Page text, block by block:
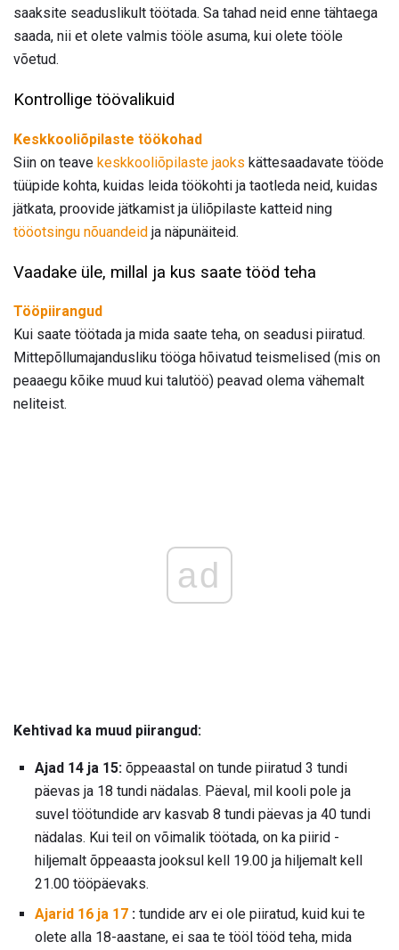
saaksite seaduslikult töötada. Sa tahad neid enne tähtaega
saada, nii et olete valmis tööle asuma, kui olete tööle
võetud.
Kontrollige töövalikuid
Keskkooliõpilaste töökohad
Siin on teave keskkooliõpilaste jaoks kättesaadavate tööde
tüüpide kohta, kuidas leida töökohti ja taotleda neid, kuidas
jätkata, proovide jätkamist ja üliõpilaste katteid ning
tööotsingu nõuandeid ja näpunäiteid.
Vaadake üle, millal ja kus saate tööd teha
Tööpiirangud
Kui saate töötada ja mida saate teha, on seadusi piiratud.
Mittepõllumajandusliku tööga hõivatud teismelised (mis on
peaaegu kõike muud kui talutöö) peavad olema vähemalt
neliteist.
ad
Kehtivad ka muud piirangud:
Ajad 14 ja 15: õppeaastal on tunde piiratud 3 tundi
päevas ja 18 tundi nädalas. Päeval, mil kooli pole ja
suvel töötundide arv kasvab 8 tundi päevas ja 40 tundi
nädalas. Kui teil on võimalik töötada, on ka piirid -
hiljemalt õppeaasta jooksul kell 19.00 ja hiljemalt kell
21.00 tööpäevaks.
Ajarid 16 ja 17 : tundide arv ei ole piiratud, kuid kui te
olete alla 18-aastane, ei saa te tööl tööd teha, mida